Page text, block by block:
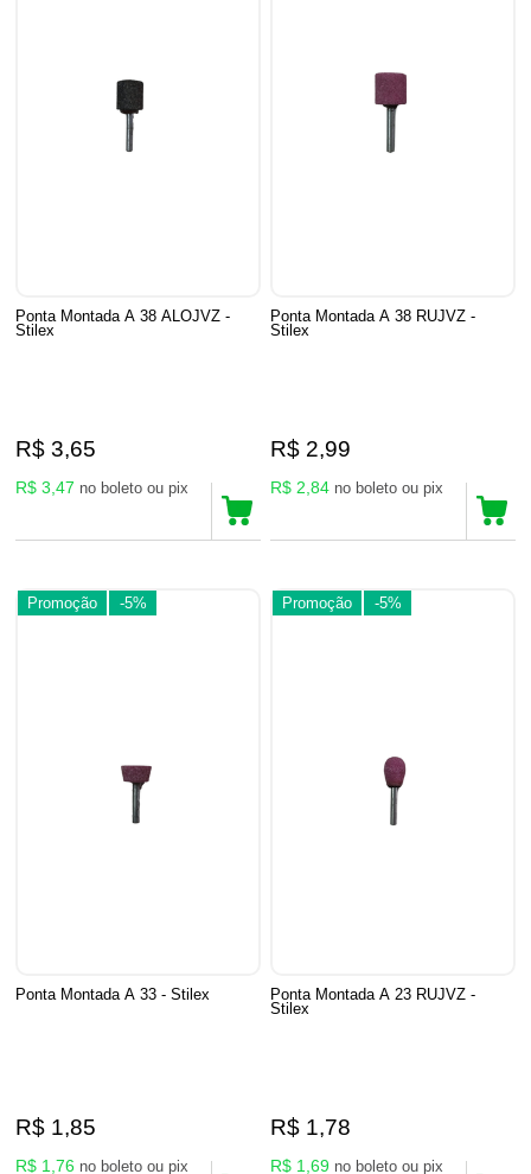
Ponta Montada A 38 ALOJVZ -
Stilex
R$ 3,65
R$ 3,47 no boleto ou pix
Ponta Montada A 38 RUJVZ -
Stilex
R$ 2,99
R$ 2,84 no boleto ou pix
Promoção -5%
Ponta Montada A 33 - Stilex
R$ 1,85
R$ 1,76 no boleto ou pix
Promoção -5%
Ponta Montada A 23 RUJVZ -
Stilex
R$ 1,78
R$ 1,69 no boleto ou pix